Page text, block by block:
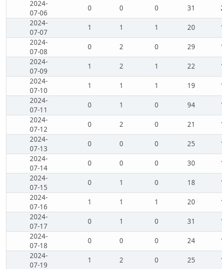
2024-
07-06
0 0 0 31
2024-
07-07
1 1 1 20
2024-
07-08
0 2 0 29
2024-
07-09
1 2 1 22
2024-
07-10
1 1 1 19
2024-
07-11
0 1 0 94
2024-
07-12
0 2 0 21
2024-
07-13
0 0 0 25
2024-
07-14
0 0 0 30
2024-
07-15
0 1 0 18
2024-
07-16
1 1 1 20
2024-
07-17
0 1 0 31
2024-
07-18
0 0 0 24
2024-
07-19
1 2 0 25